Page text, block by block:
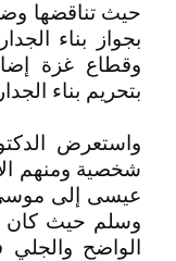
حيث تناقضها
بجواز بناء
وقطاع غزة
بتحريم بناء
شخصية ومنهم
عيسى إلى موسى
وسلم حيث كان
الواضح